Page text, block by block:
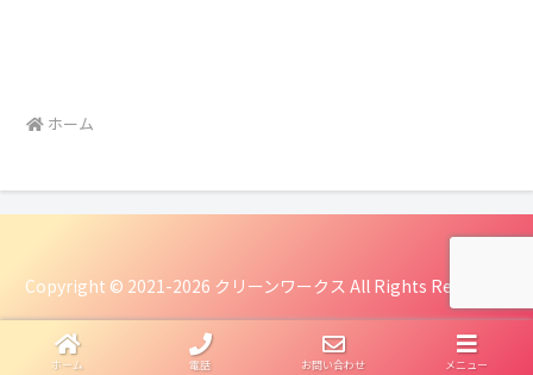
ホーム
Copyright © 2021-2026 クリーンワークス All Rights Reserved.
ホーム 電話 お問い合わせ メニュー